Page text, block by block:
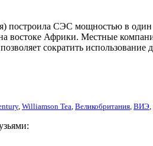
построила СЭС мощностью в
востоке Африки. Местные
сократить
, Williamson Tea, Великобритания, ВИЭ,